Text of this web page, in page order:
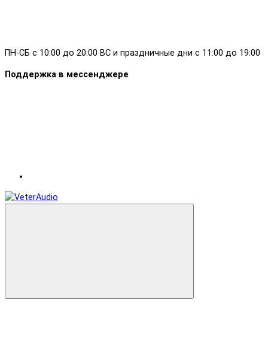
ПН-СБ с 10:00 до 20:00 ВС и праздничные дни с 11:00 до 19:00
Поддержка в мессенджере